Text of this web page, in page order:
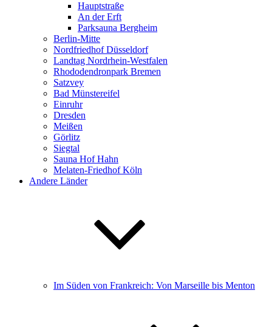
Hauptstraße
An der Erft
Parksauna Bergheim
Berlin-Mitte
Nordfriedhof Düsseldorf
Landtag Nordrhein-Westfalen
Rhododendronpark Bremen
Satzvey
Bad Münstereifel
Einruhr
Dresden
Meißen
Görlitz
Siegtal
Sauna Hof Hahn
Melaten-Friedhof Köln
Andere Länder
Im Süden von Frankreich: Von Marseille bis Menton